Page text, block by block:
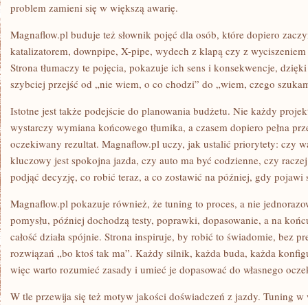
problem zamieni się w większą awarię.
Magnaflow.pl buduje też słownik pojęć dla osób, które dopiero
katalizatorem, downpipe, X-pipe, wydech z klapą czy z
Strona tłumaczy te pojęcia, pokazuje ich sens i konsekwencje,
szybciej przejść od „nie wiem, o co chodzi” do „wiem, czego
Istotne jest także podejście do planowania budżetu. Nie każdy
wystarczy wymiana końcowego tłumika, a czasem dopiero pełna
oczekiwany rezultat. Magnaflow.pl uczy, jak ustalić priorytety: czy
kluczowy jest spokojna jazda, czy auto ma być codzienne, czy
podjąć decyzję, co robić teraz, a co zostawić na później, gdy pojawi
Magnaflow.pl pokazuje również, że tuning to proces, a nie
pomysłu, później dochodzą testy, poprawki, dopasowanie, a na
całość działa spójnie. Strona inspiruje, by robić to świadomie, bez
rozwiązań „bo ktoś tak ma”. Każdy silnik, każda buda, każda
więc warto rozumieć zasady i umieć je dopasować do własnego
W tle przewija się też motyw jakości doświadczeń z jazdy. Tuning